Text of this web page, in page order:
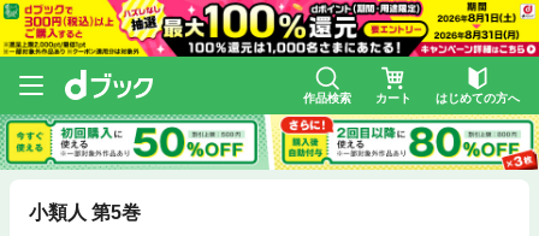
作品検索 カート はじめての方へ
小類人 第5巻